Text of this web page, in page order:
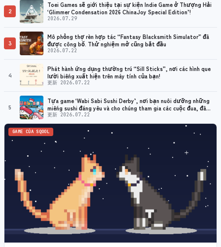
2
Toei Games sẽ giới thiệu tại sự kiện Indie Game ở Thượng Hải
‘Glimmer Condensation 2026 ChinaJoy Special Edition’!
2026.07.29
3
Mô phỏng thợ rèn hợp tác “Fantasy Blacksmith Simulator” đã
được công bố. Thử nghiệm mở cũng bắt đầu
2026.07.22
4
Phát hành ứng dụng thường trú “Sill Sticks”, nơi các hình que
lười biếng xuất hiện trên máy tính của bạn!
更新 2026.07.22
5
Tựa game ‘Wabi Sabi Sushi Derby’, nơi bạn nuôi dưỡng những
miếng sushi đáng yêu và cho chúng tham gia các cuộc đua, đã
chính thức được phát hành!
更新 2026.07.22
GAME CỦA SQOOL